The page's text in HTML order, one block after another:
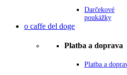
Darčekové
poukážky
o caffe del doge
Platba a doprava
Platba a